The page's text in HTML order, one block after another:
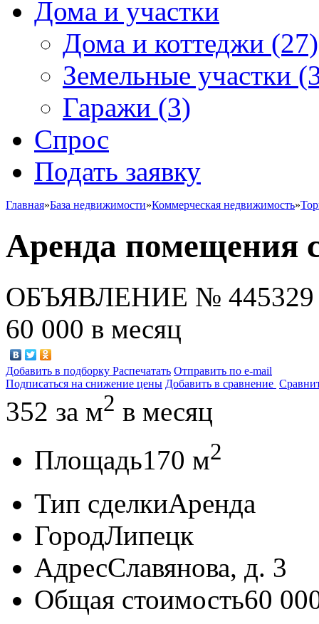
Дома и участки
Дома и коттеджи (27)
Земельные участки
Гаражи (3)
Спрос
Подать заявку
Главная»База недвижимости»Коммерческая недвижимость»
Аренда помещения
ОБЪЯВЛЕНИЕ № 445329
60 000 в месяц
Добавить в подборку Распечатать Отправить по e-mail
Подписаться на снижение цены Добавить в сравнение
352 за м2 в месяц
Площадь170 м2
Тип сделкиАренда
ГородЛипецк
АдресСлавянова, д. 3
Общая стоимость60